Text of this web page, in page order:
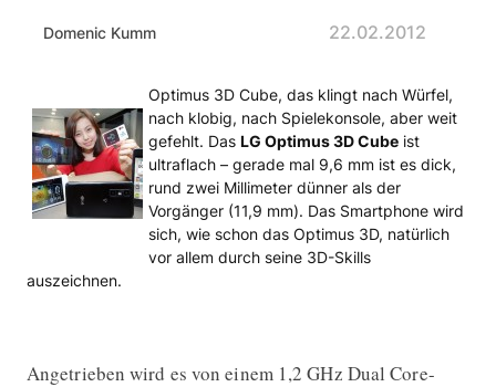
Domenic Kumm 22.02.2012
Max oder Cube? LG hat für den
Optimus 3D Cube, das klingt nach Würfel,
nach klobig, nach Spielekonsole, aber weit
gefehlt. Das LG Optimus 3D Cubeist
ultraflach – gerade mal 9,6 mm ist es dick,
rund zwei Millimeter dünner als der
Vorgänger (11,9 mm). Das Smartphone wird
sich, wie schon das Optimus 3D, natürlich
vor allem durch seine 3D-Skills
auszeichnen.
Angetrieben wird es von einem 1,2 GHz Dual Core-